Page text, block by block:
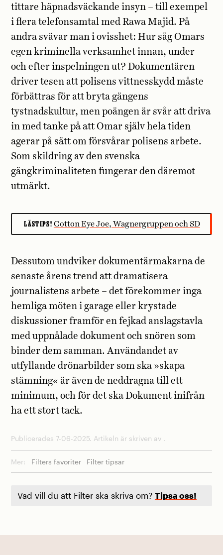
tittare häpnadsväckande insyn – till exempel
i flera telefonsamtal med Rawa Majid. På
andra svävar man i ovisshet: Hur såg Omars
egen kriminella verksamhet innan, under
och efter inspelningen ut? Dokumentären
driver tesen att polisens vittnesskydd måste
förbättras för att bryta gängens
tystnadskultur, men poängen är svår att driva
in med tanke på att Omar själv hela tiden
agerar på sätt om försvårar polisens arbete.
Som skildring av den svenska
gängkriminaliteten fungerar den däremot
utmärkt.
LÄSTIPS! Cotton Eye Joe, Wagnergruppen och SD
Dessutom undviker dokumentärmakarna de
senaste årens trend att dramatisera
journalistens arbete – det förekommer inga
hemliga möten i garage eller krystade
diskussioner framför en fejkad anslagstavla
med uppnålade dokument och snören som
binder dem samman. Användandet av
utfyllande drönarbilder som ska »skapa
stämning« är även de neddragna till ett
minimum, och för det ska Dokument inifrån
ha ett stort tack.
Publicerades 7-06-2025. Artikeln är skriven av .
Mer: Filters favoriter Filter tipsar
Vad vill du att Filter ska skriva om? Tipsa oss!